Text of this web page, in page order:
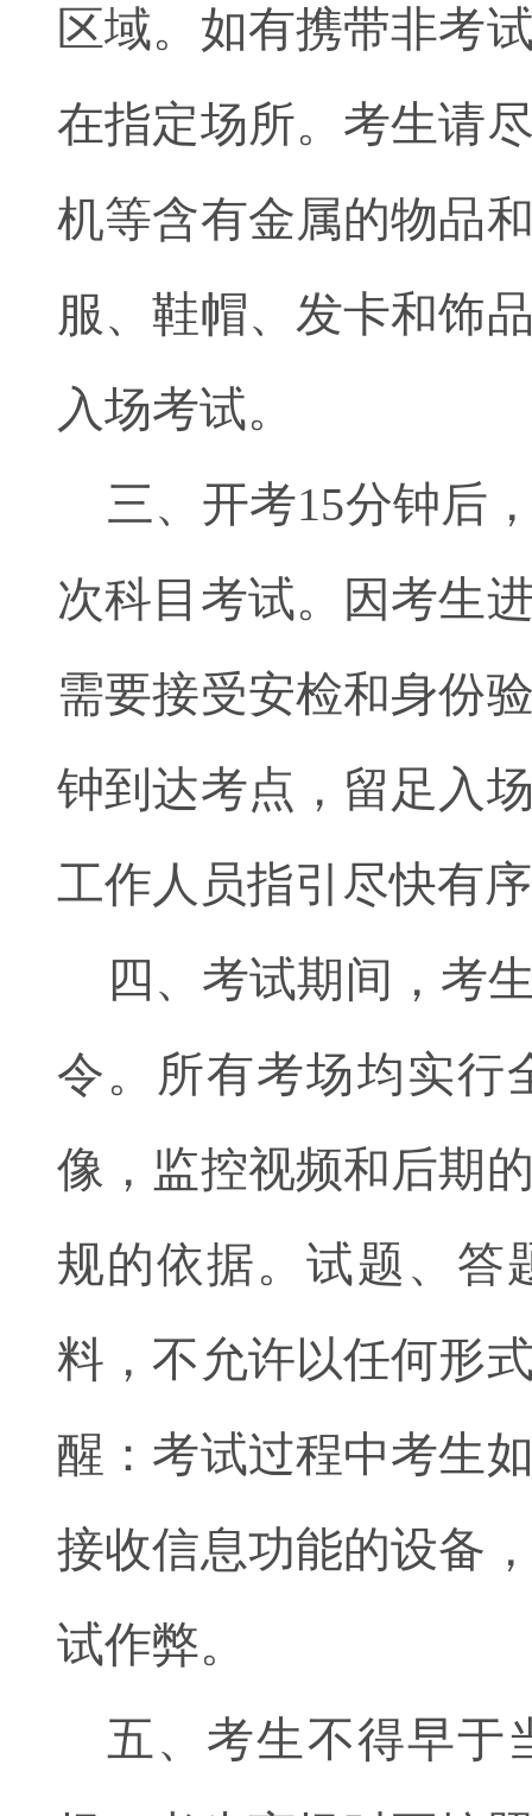
区域。如有携带非考
在指定场所。考生请
机等含有金属的物品
服、鞋帽、发卡和饰
入场考试。
三、开考15分钟后
次科目考试。因考生
需要接受安检和身份
钟到达考点，留足入
工作人员指引尽快有
四、考试期间，考
令。所有考场均实行
像，监控视频和后期
规的依据。试题、答
料，不允许以任何形
醒：考试过程中考生
接收信息功能的设备
试作弊。
五、考生不得早于